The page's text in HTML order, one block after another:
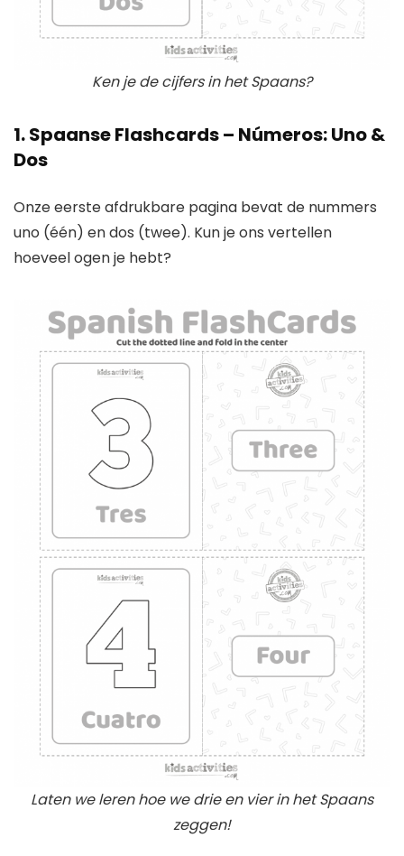
Ken je de cijfers in het Spaans?
1. Spaanse Flashcards – Números: Uno &
Dos
Onze eerste afdrukbare pagina bevat de nummers
uno (één) en dos (twee). Kun je ons vertellen
hoeveel ogen je hebt?
Laten we leren hoe we drie en vier in het Spaans
zeggen!